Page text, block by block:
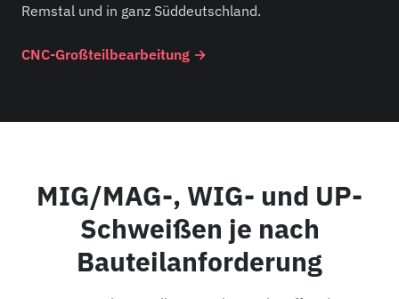
Remstal und in ganz Süddeutschland.
CNC-Großteilbearbeitung →
MIG/MAG-, WIG- und UP-
Schweißen je nach
Bauteilanforderung